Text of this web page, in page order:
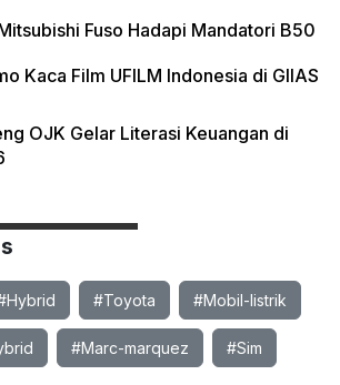
Fuso Hadapi Mandatori B50
Kaca Film UFILM Indonesia di GIIAS
OJK Gelar Literasi Keuangan di
#Toyota #Mobil-listrik
#Marc-marquez #Sim